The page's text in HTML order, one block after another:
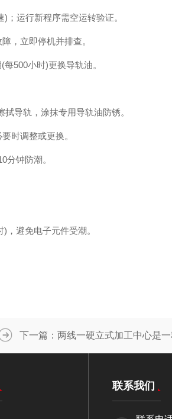
运行新程序需空运转验证。
，立即停机并排查。
500小时)更换导轨油。
导轨，涂抹专用导轨油防锈。
时调整或更换。
钟防潮。
避免电子元件受潮。
下一篇： 两线一硬立式加工中心是
联系我们